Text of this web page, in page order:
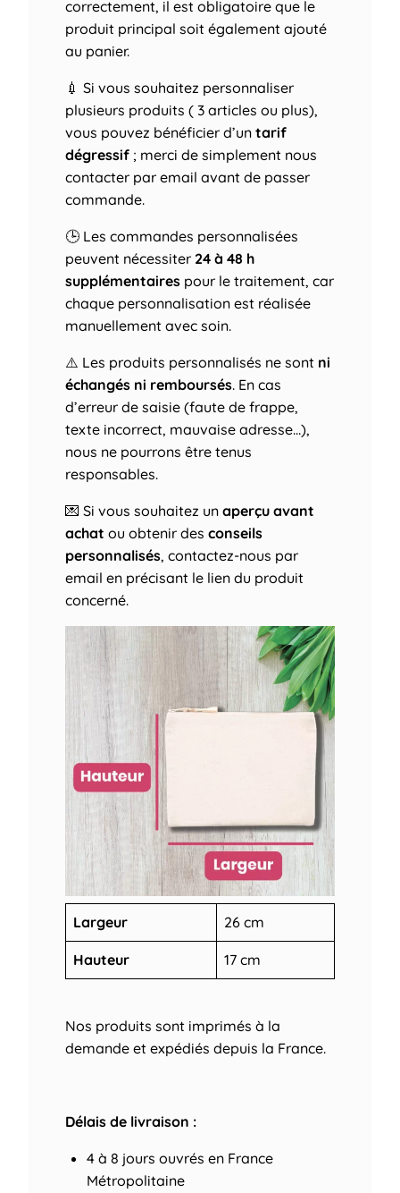
correctement, il est obligatoire que le
produit principal soit également ajouté
au panier.
💉 Si vous souhaitez personnaliser
plusieurs produits ( 3 articles ou plus),
vous pouvez bénéficier d’un tarif
dégressif ; merci de simplement nous
contacter par email avant de passer
commande.
🕒 Les commandes personnalisées
peuvent nécessiter 24 à 48 h
supplémentaires pour le traitement, car
chaque personnalisation est réalisée
manuellement avec soin.
⚠️ Les produits personnalisés ne sont ni
échangés ni remboursés. En cas
d’erreur de saisie (faute de frappe,
texte incorrect, mauvaise adresse…),
nous ne pourrons être tenus
responsables.
💌 Si vous souhaitez un aperçu avant
achat ou obtenir des conseils
personnalisés, contactez-nous par
email en précisant le lien du produit
concerné.
Largeur 26 cm
Hauteur 17 cm
Nos produits sont imprimés à la
demande et expédiés depuis la France.
Délais de livraison :
4 à 8 jours ouvrés en France
Métropolitaine